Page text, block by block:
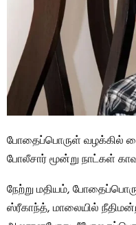
போதைப்பொருள் வழக்கில்
போலீசார் மூன்று நாட்கள்
நேற்று மதியம்,
ஸ்ரீகாந்த், மாலையில்